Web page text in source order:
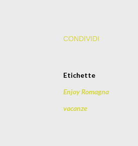
CONDIVIDI
Etichette
Enjoy Romagna
vacanze